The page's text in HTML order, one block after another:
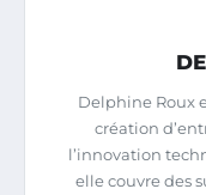
Delphine Roux
création
l’innovation
elle couvre des